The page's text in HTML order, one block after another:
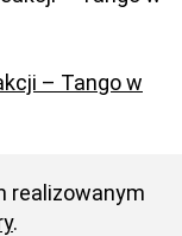
– Tango w
realizowanym
.